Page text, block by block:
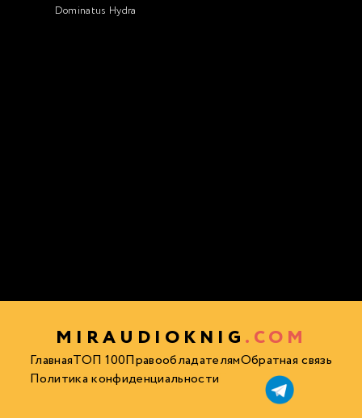
Dominatus Hydra
MIRAUDIOKNIG .COM
ГлавнаяТОП 100ПравообладателямОбратная связь
Политика конфиденциальности